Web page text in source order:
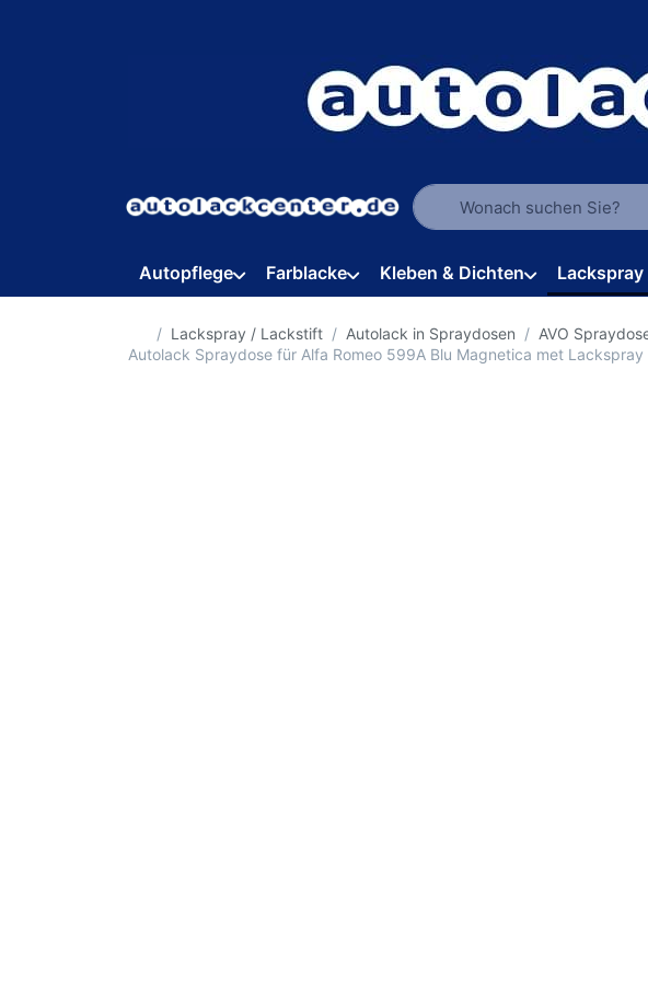
Geben Sie einen Suchbegriff
Autopflege Farblacke Kleben & Dichten
Startseite
Lackspray / Lackstift Autolack in Spraydosen AVO
Autolack Spraydose für Alfa Romeo 599A Blu Magnetica met